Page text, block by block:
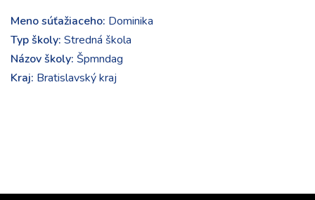
Meno súťažiaceho: Dominika
Typ školy: Stredná škola
Názov školy: Špmndag
Kraj: Bratislavský kraj